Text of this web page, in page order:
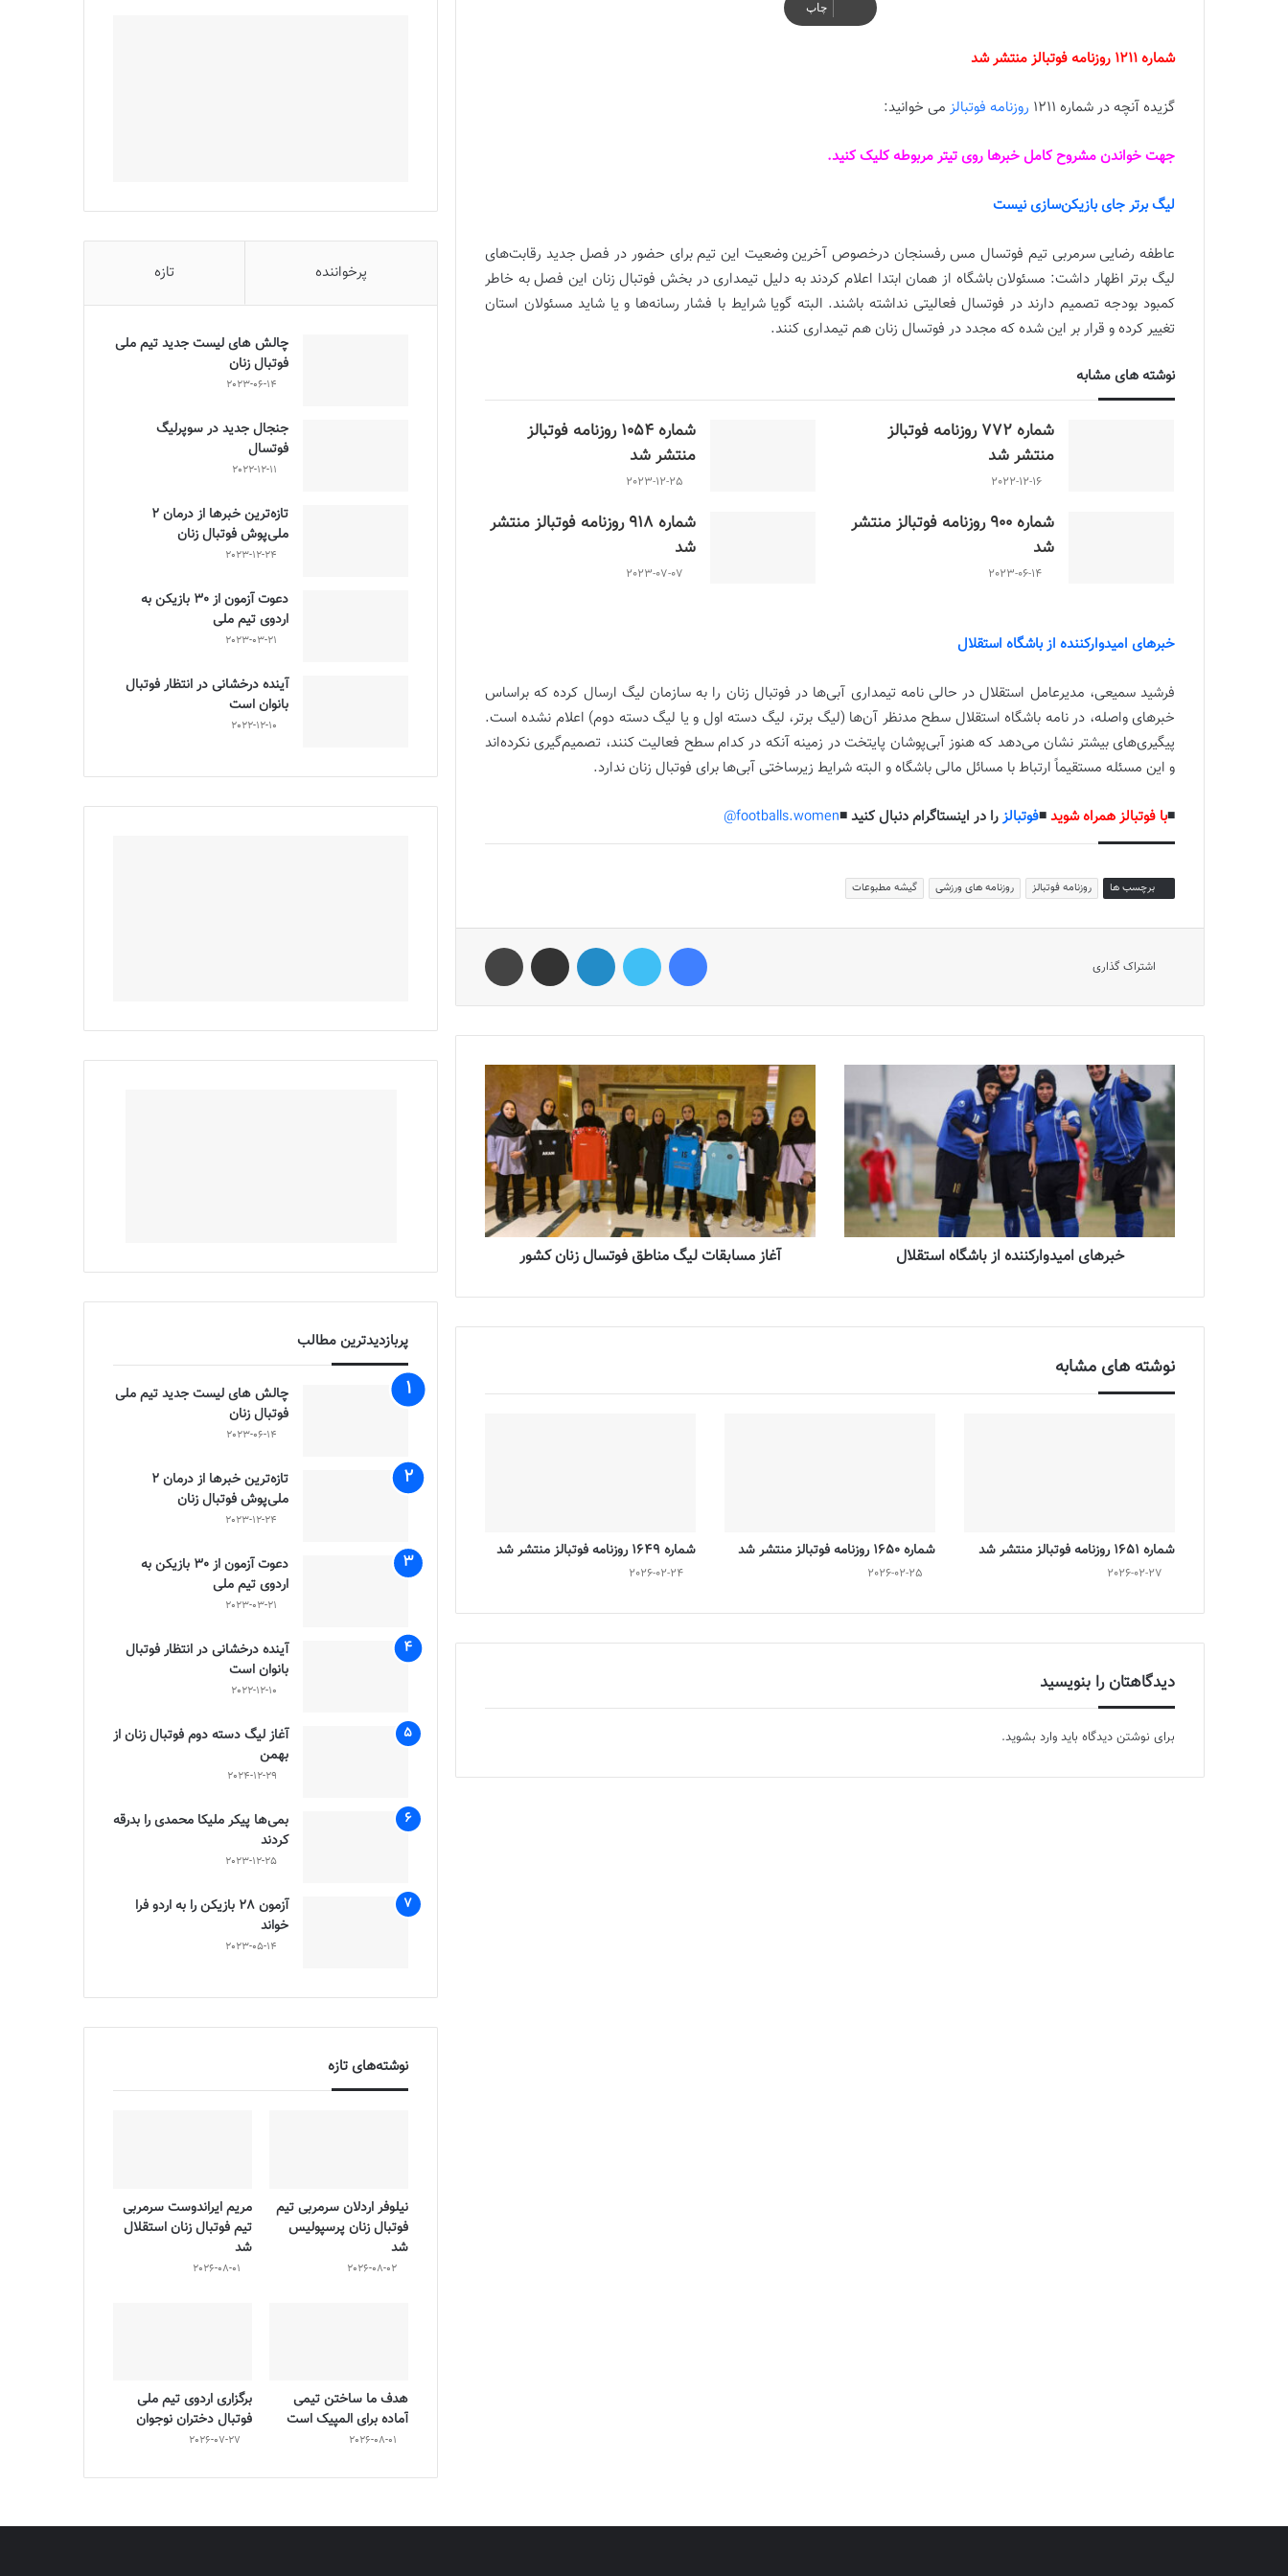
چاپ
شماره 1211 روزنامه فوتبالز منتشر شد
گزیده آنچه در شماره 1211 روزنامه فوتبالز می خوانید:
جهت خواندن مشروح کامل خبرها روی تیتر مربوطه کلیک کنید.
لیگ برتر جای بازیکن‌سازی نیست
عاطفه رضایی سرمربی تیم فوتسال مس رفسنجان درخصوص آخرین وضعیت این تیم برای حضور در فصل جدید رقابت‌های
لیگ برتر اظهار داشت: مسئولان باشگاه از همان ابتدا اعلام کردند به دلیل تیمداری در بخش فوتبال زنان این فصل به خاطر
کمبود بودجه تصمیم دارند در فوتسال فعالیتی نداشته باشند. البته گویا شرایط با فشار رسانه‌ها و یا شاید مسئولان استان
تغییر کرده و قرار بر این شده که مجدد در فوتسال زنان هم تیمداری کنند.
نوشته های مشابه
شماره 772 روزنامه فوتبالز
منتشر شد
2022-12-16
شماره 1054 روزنامه فوتبالز
منتشر شد
2023-12-25
شماره 900 روزنامه فوتبالز منتشر
شد
2023-06-14
شماره 918 روزنامه فوتبالز منتشر
شد
2023-07-07
خبرهای امیدوارکننده از باشگاه استقلال
فرشید سمیعی، مدیرعامل استقلال در حالی نامه تیمداری آبی‌ها در فوتبال زنان را به سازمان لیگ ارسال کرده که براساس
خبرهای واصله، در نامه باشگاه استقلال سطح مدنظر آن‌ها (لیگ برتر، لیگ دسته اول و یا لیگ دسته دوم) اعلام نشده است.
پیگیری‌های بیشتر نشان می‌دهد که هنوز آبی‌پوشان پایتخت در زمینه آنکه در کدام سطح فعالیت کنند، تصمیم‌گیری نکرده‌اند
و این مسئله مستقیماً ارتباط با مسائل مالی باشگاه و البته شرایط زیرساختی آبی‌ها برای فوتبال زنان ندارد.
◾️با فوتبالز همراه شوید◾️فوتبالزرا در اینستاگرام دنبال کنید ◾️footballs.women@
برچسب ها روزنامه فوتبالز روزنامه های ورزشی گیشه مطبوعات
اشتراک گذاری
خبرهای امیدوارکننده از باشگاه استقلال آغاز مسابقات لیگ مناطق فوتسال زنان کشور
نوشته های مشابه
شماره 1651 روزنامه فوتبالز منتشر شد
2026-02-27
شماره 1650 روزنامه فوتبالز منتشر شد
2026-02-25
شماره 1649 روزنامه فوتبالز منتشر شد
2026-02-24
دیدگاهتان را بنویسید
برای نوشتن دیدگاه باید وارد بشوید.
پرخواننده تازه
چالش هاى ليست جدید تيم ملى
فوتبال زنان
2023-06-14
جنجال جدید در سوپرلیگ
فوتسال
2022-12-11
تازه‌ترین خبرها از درمان ۲
ملی‌پوش فوتبال زنان
2023-12-24
دعوت آزمون از 30 بازیکن به
اردوی تیم ملی
2023-03-21
آینده درخشانی در انتظار فوتبال
بانوان است
2022-12-10
پربازدیدترین مطالب
چالش هاى ليست جدید تيم ملى
فوتبال زنان
2023-06-14
تازه‌ترین خبرها از درمان ۲
ملی‌پوش فوتبال زنان
2023-12-24
دعوت آزمون از 30 بازیکن به
اردوی تیم ملی
2023-03-21
آینده درخشانی در انتظار فوتبال
بانوان است
2022-12-10
آغاز لیگ دسته دوم فوتبال زنان از
بهمن
2024-12-29
بمی‌ها پیکر ملیکا محمدی را بدرقه
کردند
2023-12-25
آزمون 28 بازیکن را به اردو فرا
خواند
2023-05-14
نوشته‌های تازه
نیلوفر اردلان سرمربی تیم
فوتبال زنان پرسپولیس
شد
2026-08-02
مریم ایراندوست سرمربی
تیم فوتبال زنان استقلال
شد
2026-08-01
هدف ما ساختن تیمی
آماده برای المپیک است
2026-08-01
برگزاری اردوی تیم ملی
فوتبال دختران نوجوان
2026-07-27